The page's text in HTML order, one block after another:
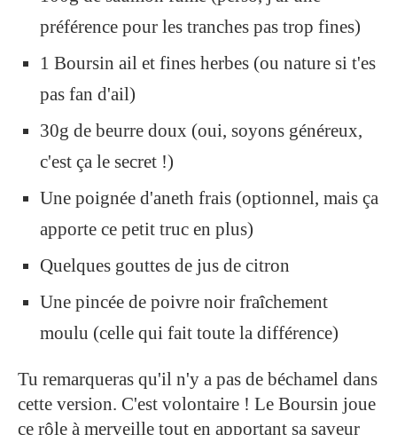
préférence pour les tranches pas trop fines)
1 Boursin ail et fines herbes (ou nature si t'es
pas fan d'ail)
30g de beurre doux (oui, soyons généreux,
c'est ça le secret !)
Une poignée d'aneth frais (optionnel, mais ça
apporte ce petit truc en plus)
Quelques gouttes de jus de citron
Une pincée de poivre noir fraîchement
moulu (celle qui fait toute la différence)
Tu remarqueras qu'il n'y a pas de béchamel dans
cette version. C'est volontaire ! Le Boursin joue
ce rôle à merveille tout en apportant sa saveur